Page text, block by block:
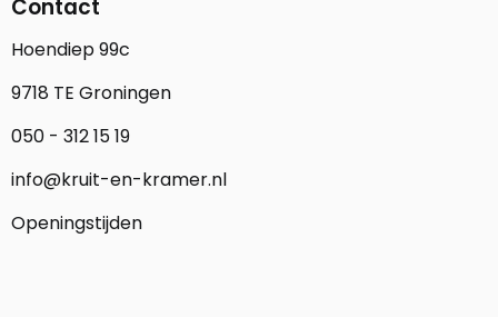
Contact
Hoendiep 99c
9718 TE Groningen
050 - 312 15 19
info@kruit-en-kramer.nl
Openingstijden